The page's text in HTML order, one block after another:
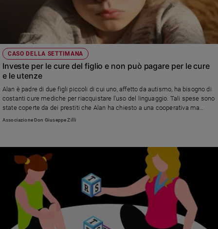
CASO DELLA SETTIMANA
Investe per le cure del figlio e non può pagare per le cure
e le utenze
Alan è padre di due figli piccoli di cui uno, affetto da autismo, ha bisogno di
costanti cure mediche per riacquistare l'uso del linguaggio. Tali spese sono
state coperte da dei prestiti che Alan ha chiesto a una cooperativa ma
adesso è diventato insostenibile il costo del mutuo insieme alle altre
Associazione Don Giuseppe Zilli